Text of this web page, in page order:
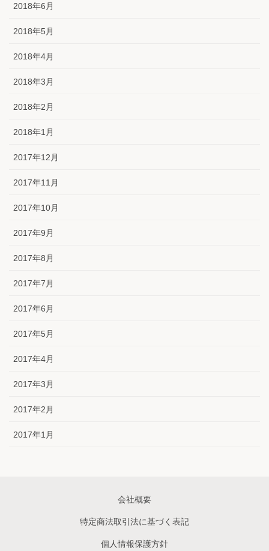
2018年6月
2018年5月
2018年4月
2018年3月
2018年2月
2018年1月
2017年12月
2017年11月
2017年10月
2017年9月
2017年8月
2017年7月
2017年6月
2017年5月
2017年4月
2017年3月
2017年2月
2017年1月
会社概要
特定商法取引法に基づく表記
個人情報保護方針